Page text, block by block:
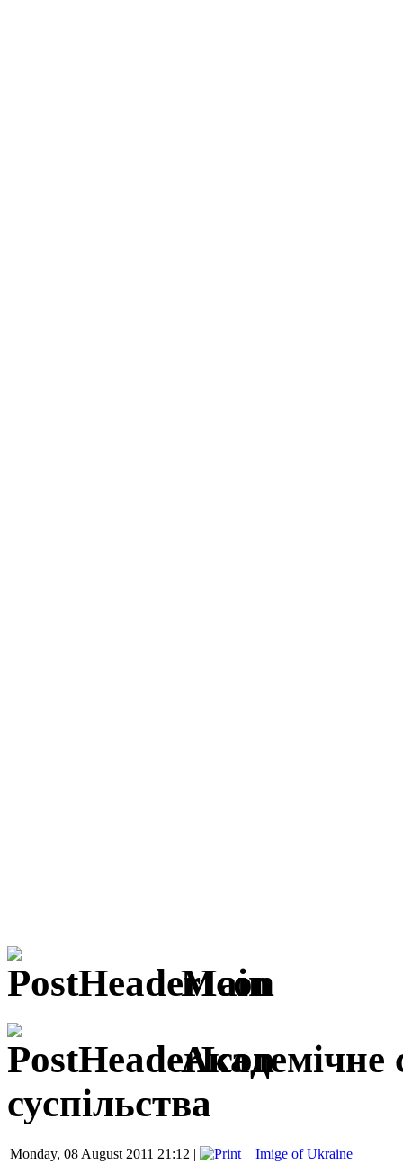
Main
Академічне
суспільства
Monday, 08 August 2011 21:12 | Imige of Ukraine